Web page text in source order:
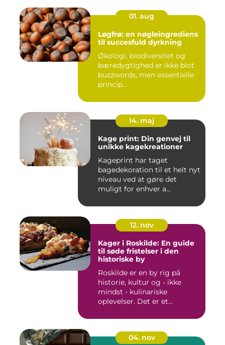
01. aug
Løgfrø: en nøgleingrediens
til succesfuld dyrkning
Økologi, biodiversitet og
bæredygtighed er ikke blot
buzzwords, men essentielle
princip...
14. maj
Kage print: Din genvej til
unikke kagekreationer
Kageprint har taget
bagedekoration til et helt nyt
niveau ved at gøre det
muligt for enhver a...
12. nov
Kager i Roskilde: En guide
til søde fristelser i den
historiske by
Roskilde er en by rig på
historie, kultur og - ikke
mindst - kulinariske
oplevelser. Det er et...
04. nov